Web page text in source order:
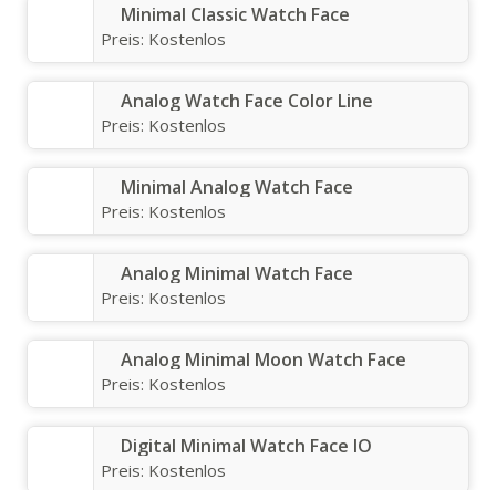
Minimal Classic Watch Face
Preis: Kostenlos
Analog Watch Face Color Line
Preis: Kostenlos
Minimal Analog Watch Face
Preis: Kostenlos
Analog Minimal Watch Face
Preis: Kostenlos
Analog Minimal Moon Watch Face
Preis: Kostenlos
Digital Minimal Watch Face IO
Preis: Kostenlos